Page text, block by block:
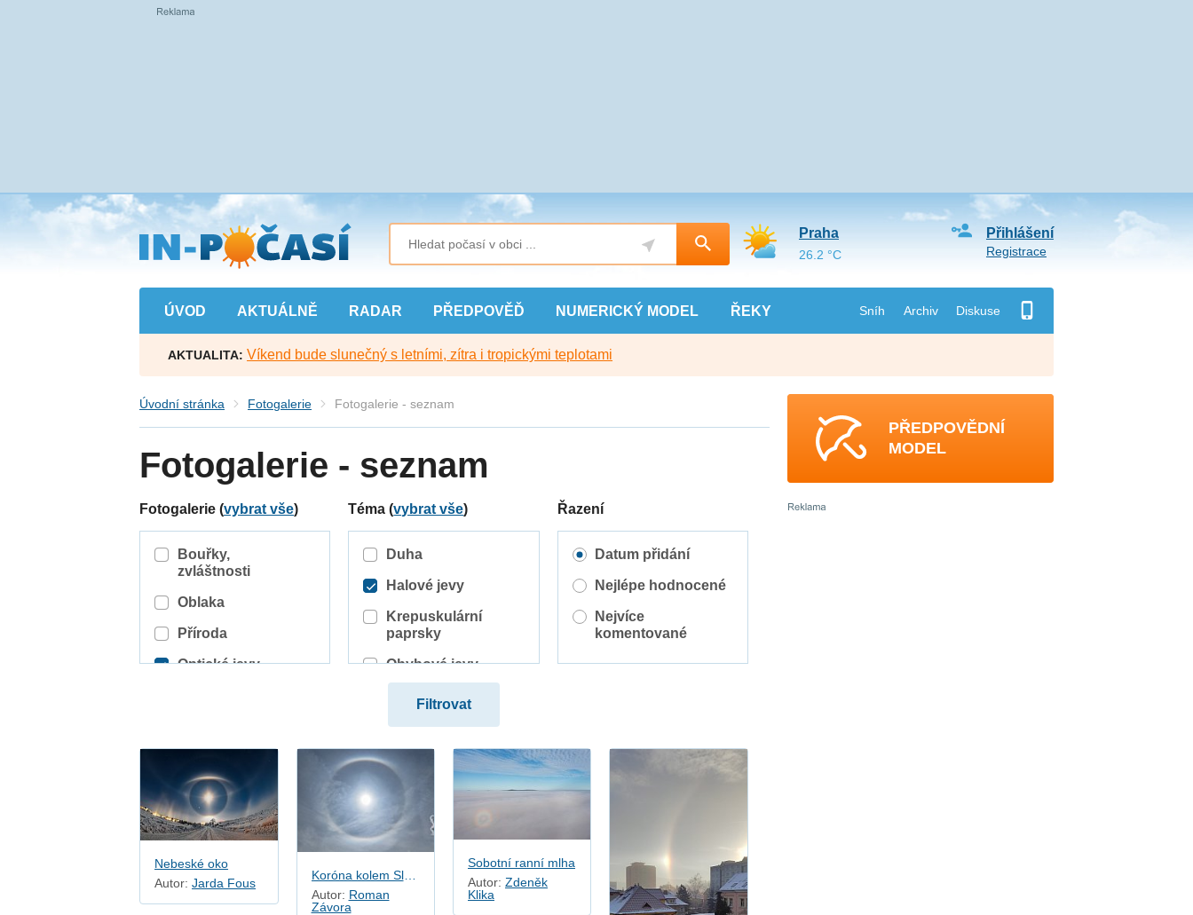
Přejít
na
hlavní
obsah
ÚVOD AKTUÁLNĚ RADAR PŘEDPOVĚĎ NUMERICKÝ MODEL ŘEKY Sníh Archiv Diskuse
Přihlášení
Registrace
Praha
26.2 °C
AKTUALITA: Víkend bude slunečný s letními, zítra i tropickými teplotami
Úvodní stránka Fotogalerie Fotogalerie - seznam
Fotogalerie - seznam
Fotogalerie (vybrat vše)
Bouřky,
zvláštnosti
Oblaka
Příroda
Optické jevy
Téma (vybrat vše)
Duha
Halové jevy
Krepuskulární
paprsky
Ohybové jevy
Řazení
Datum přidání
Nejlépe hodnocené
Nejvíce
komentované
Nebeské oko
Autor:Jarda Fous
Koróna kolem Slunce
Autor: Roman
Závora
Sobotní ranní mlha
Autor: Zdeněk
Klika
PŘEDPOVĚDNÍ
MODEL